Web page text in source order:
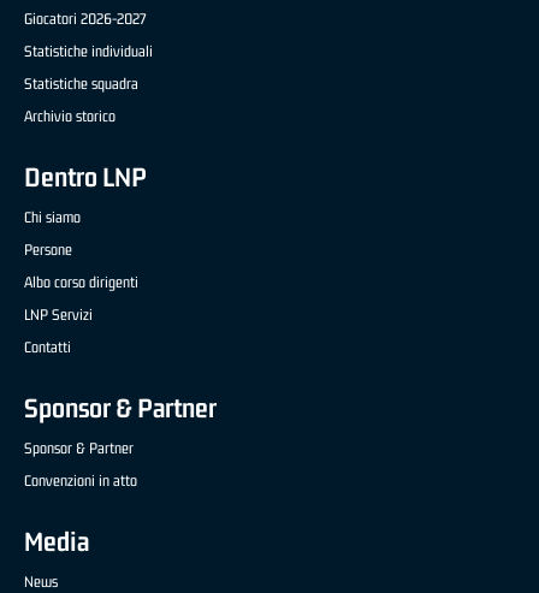
Giocatori 2026-2027
Statistiche individuali
Statistiche squadra
Archivio storico
Dentro LNP
Chi siamo
Persone
Albo corso dirigenti
LNP Servizi
Contatti
Sponsor & Partner
Sponsor & Partner
Convenzioni in atto
Media
News